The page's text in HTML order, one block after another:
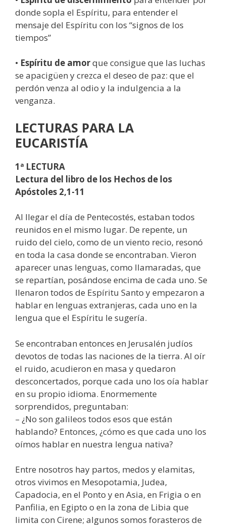
donde sopla el Espíritu, para entender el
mensaje del Espíritu con los “signos de los
tiempos”
• Espíritu de amorque consigue que las luchas
se apacigüen y crezca el deseo de paz: que el
perdón venza al odio y la indulgencia a la
venganza.
LECTURAS PARA LA
EUCARISTÍA
1ª LECTURA
Lectura del libro de los Hechos de los
Apóstoles 2,1-11
Al llegar el día de Pentecostés, estaban todos
reunidos en el mismo lugar. De repente, un
ruido del cielo, como de un viento recio, resonó
en toda la casa donde se encontraban. Vieron
aparecer unas lenguas, como llamaradas, que
se repartían, posándose encima de cada uno. Se
llenaron todos de Espíritu Santo y empezaron a
hablar en lenguas extranjeras, cada uno en la
lengua que el Espíritu le sugería.
Se encontraban entonces en Jerusalén judíos
devotos de todas las naciones de la tierra. Al oír
el ruido, acudieron en masa y quedaron
desconcertados, porque cada uno los oía hablar
en su propio idioma. Enormemente
sorprendidos, preguntaban:
– ¿No son galileos todos esos que están
hablando? Entonces, ¿cómo es que cada uno los
oímos hablar en nuestra lengua nativa?
Entre nosotros hay partos, medos y elamitas,
otros vivimos en Mesopotamia, Judea,
Capadocia, en el Ponto y en Asia, en Frigia o en
Panfilia, en Egipto o en la zona de Libia que
limita con Cirene; algunos somos forasteros de